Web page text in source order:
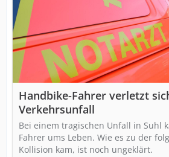
Handbike-Fahrer verletzt
Verkehrsunfall
Bei einem tragischen Unfall in Suhl
Fahrer ums Leben. Wie es zu der
Kollision kam, ist noch ungeklärt.